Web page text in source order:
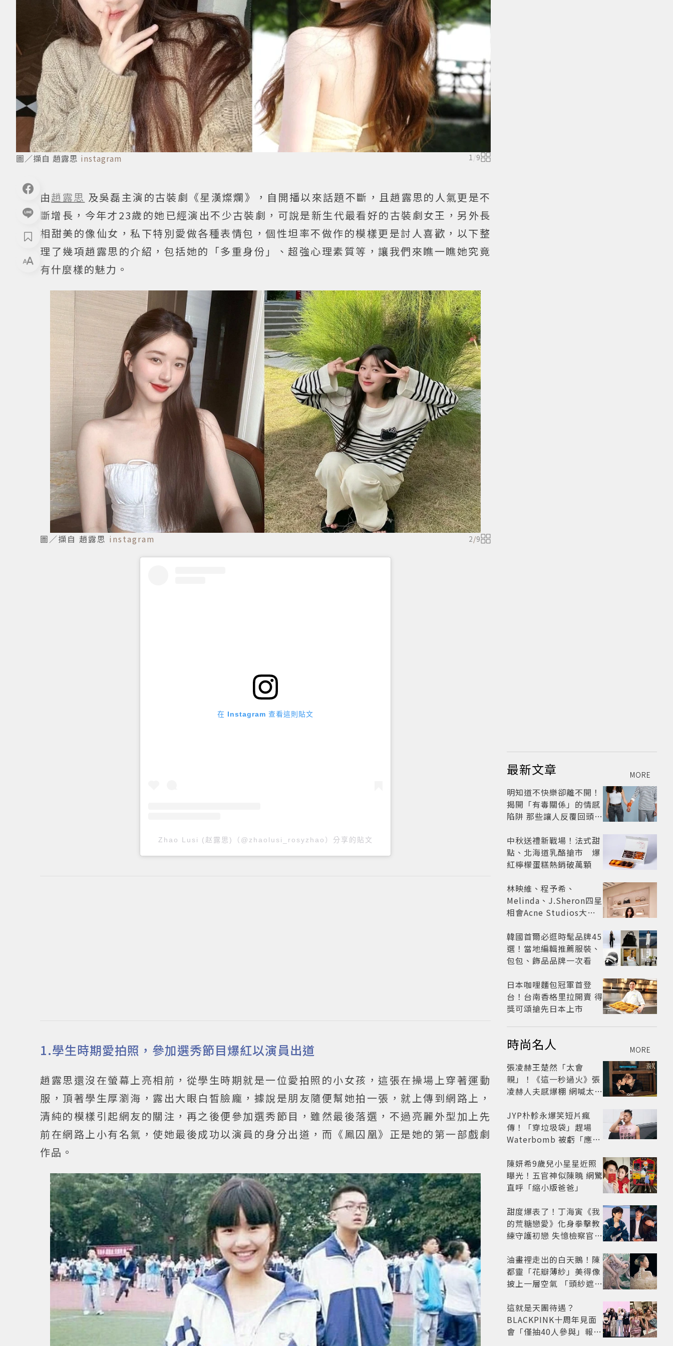
圖／擷自 趙露思 instagram 1 /9
由趙露思 及吳磊主演的古裝劇《星漢燦爛》，自開播以來話題不斷，且趙露思的人氣更是不
斷增長，今年才23歲的她已經演出不少古裝劇，可說是新生代最看好的古裝劇女王，另外長
相甜美的像仙女，私下特別愛做各種表情包，個性坦率不做作的模樣更是討人喜歡，以下整
理了幾項趙露思的介紹，包括她的「多重身份」、超強心理素質等，讓我們來瞧一瞧她究竟
有什麼樣的魅力。
圖／擷自 趙露思 instagram 2/9
在 Instagram 查看這則貼文
Zhao Lusi (赵露思)（@zhaolusi_rosyzhao）分享的貼文
1.學生時期愛拍照，參加選秀節目爆紅以演員出道
趙露思還沒在螢幕上亮相前，從學生時期就是一位愛拍照的小女孩，這張在操場上穿著運動
服，頂著學生厚瀏海，露出大眼白皙臉龐，據說是朋友隨便幫她拍一張，就上傳到網路上，
清純的模樣引起網友的關注，再之後便參加選秀節目，雖然最後落選，不過亮麗外型加上先
前在網路上小有名氣，使她最後成功以演員的身分出道，而《鳳囚凰》正是她的第一部戲劇
作品。
最新文章 MORE
明知道不快樂卻離不開！
揭開「有毒關係」的情感
陷阱 那些讓人反覆回頭的
戒？
中秋送禮新戰場！法式甜
點、北海道乳酪搶市 爆
紅檸檬蛋糕熱銷破萬顆
林映維、程予希、
Melinda、J.Sheron四星
相會Acne Studios大曬
韓國首爾必逛時髦品牌45
選！當地編輯推薦服裝、
包包、飾品品牌一次看
日本咖哩麵包冠軍首登
台！台南香格里拉開賣 得
獎可頌搶先日本上市
時尚名人 MORE
張凌赫王楚然「太會
親」！《這一秒過火》張
凌赫人夫感爆棚 網喊太有
JYP朴軫永爆笑短片瘋
傳！「穿垃圾袋」趕場
Waterbomb 被虧「應該
陳妍希9歲兒小星星近照
曝光！五官神似陳曉 網驚
直呼「縮小版爸爸」
甜度爆表了！丁海寅《我
的荒糖戀愛》化身拳擊教
練守護初戀 失憶檢察官×
劇
油畫裡走出的白天鵝！陳
都靈「花瓣薄紗」美得像
披上一層空氣 「頭紗遮
太仙
這就是天團待遇？
BLACKPINK十周年見面
會「僅抽40人參與」報名